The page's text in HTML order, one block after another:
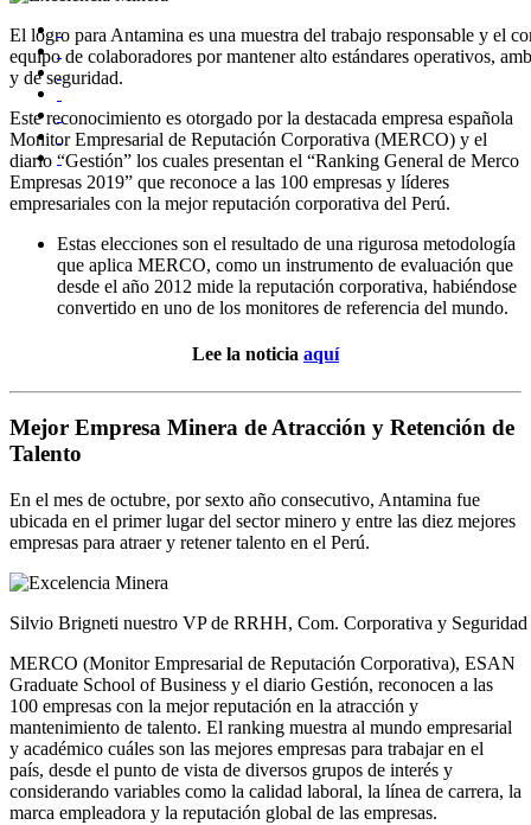
El logro para Antamina es una muestra del trabajo responsable y el
equipo de colaboradores por mantener alto estándares operativos,
y de seguridad.
Este reconocimiento es otorgado por la destacada empresa española
Monitor Empresarial de Reputación Corporativa (MERCO) y el
diario “Gestión” los cuales presentan el “Ranking General de Merco
Empresas 2019” que reconoce a las 100 empresas y líderes
empresariales con la mejor reputación corporativa del Perú.
Estas elecciones son el resultado de una rigurosa metodología
que aplica MERCO, como un instrumento de evaluación que
desde el año 2012 mide la reputación corporativa, habiéndose
convertido en uno de los monitores de referencia del mundo.
Lee la noticia aquí
Mejor Empresa Minera de Atracción y Retención de
Talento
En el mes de octubre, por sexto año consecutivo, Antamina fue
ubicada en el primer lugar del sector minero y entre las diez mejores
empresas para atraer y retener talento en el Perú.
Silvio Brigneti nuestro VP de RRHH, Com. Corporativa y
MERCO (Monitor Empresarial de Reputación Corporativa), ESAN
Graduate School of Business y el diario Gestión, reconocen a las
100 empresas con la mejor reputación en la atracción y
mantenimiento de talento. El ranking muestra al mundo empresarial
y académico cuáles son las mejores empresas para trabajar en el
país, desde el punto de vista de diversos grupos de interés y
considerando variables como la calidad laboral, la línea de carrera, la
marca empleadora y la reputación global de las empresas.